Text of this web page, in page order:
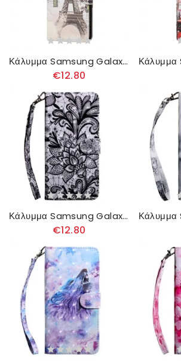
Κάλυμμα Samsung Galaxy A13 5G Ρετρό Πύργος Του Άιφελ
€12.80
Κάλυμμα Samsung Galaxy A13 5G Εντελώς Δαντέλα
€12.80